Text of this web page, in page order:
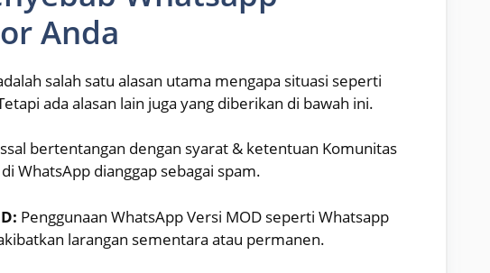
Anda
salah satu alasan utama mengapa situasi seperti
ada alasan lain juga yang diberikan di bawah ini.
bertentangan dengan syarat & ketentuan Komunitas
WhatsApp dianggap sebagai spam.
Penggunaan WhatsApp Versi MOD seperti Whatsapp
larangan sementara atau permanen.